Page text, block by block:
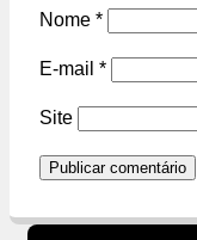
Nome *
E-mail *
Site